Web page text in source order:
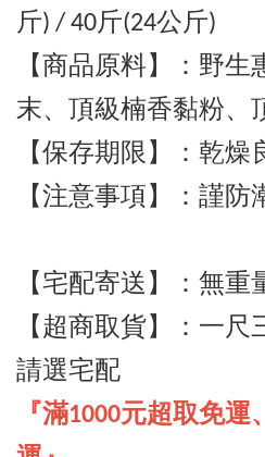
斤) / 40斤(24公斤)
【商品原料】：野生
末、 頂級楠香黏粉、
【保存期限】：乾燥
【注意事項】：謹防
【宅配寄送】 ： 無重
【超商取貨】
：一尺
請選宅配
『滿1000元超取免